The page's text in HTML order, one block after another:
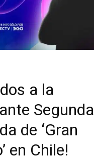
a la
Segunda
de ‘Gran
en Chile!